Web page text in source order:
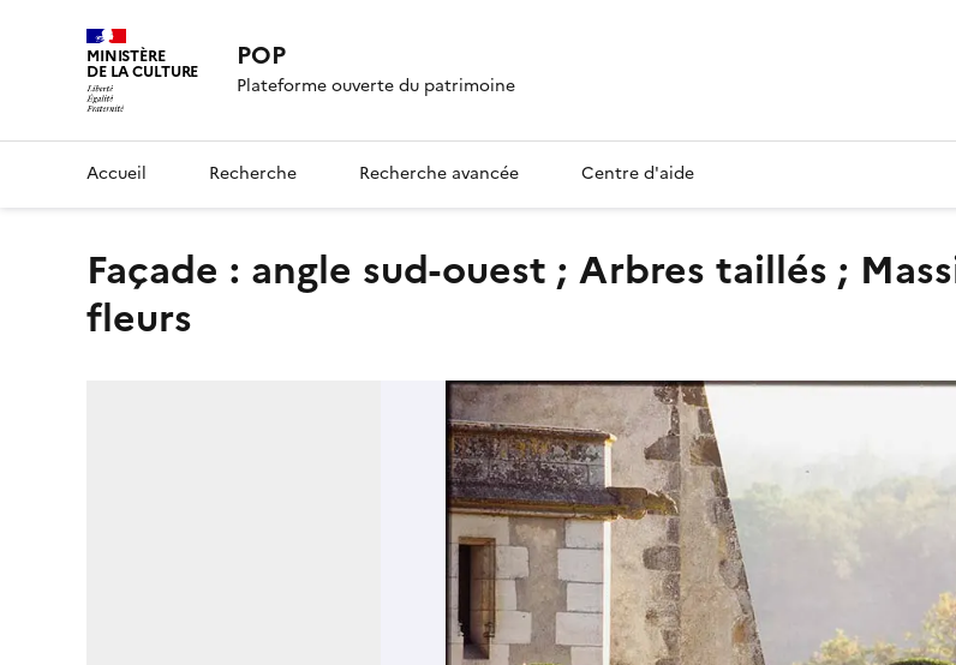
MINISTÈRE
DE LA CULTURE POP
Plateforme ouverte du patrimoine
Accueil Recherche Recherche avancée Centre d'aide
Façade : angle sud-ouest ; Arbres taillés ; Massif de
fleurs